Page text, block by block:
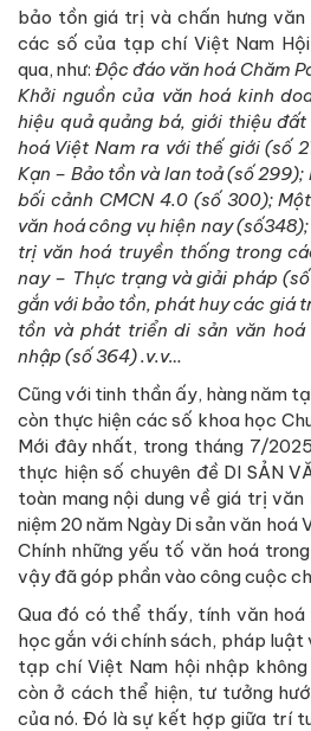
bảo tồn giá trị và chấn hưng
các số của tạp chí Việt Nam
qua, như:Độc đáo văn hoá Chăm
Khởi nguồn của văn hoá kinh
hiệu quả quảng bá, giới thiệu
hoá Việt Nam ra với thế giới (số
Kạn – Bảo tồn và lan toả (số
bối cảnh CMCN 4.0 (số 300);
văn hoá công vụ hiện nay
trị văn hoá truyền thống trong
nay – Thực trạng và giải pháp
gắn với bảo tồn, phát huy các giá
tồn và phát triển di sản văn
nhập (số 364) .v.v…
Cũng với tinh thần ấy, hàng năm
còn thực hiện các số khoa học
Mới đây nhất, trong tháng 7/
thực hiện số chuyên đề DI SẢN
toàn mang nội dung về giá trị
niệm 20 năm Ngày Di sản văn
Chính những yếu tố văn hoá
vậy đã góp phần vào công cuộc
Qua đó có thể thấy, tính văn
học gắn với chính sách, pháp luật
tạp chí Việt Nam hội nhập
còn ở cách thể hiện, tư tưởng
của nó. Đó là sự kết hợp giữa trí